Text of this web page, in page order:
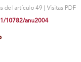
del artículo 49 | Visitas PDF
10782/anu2004